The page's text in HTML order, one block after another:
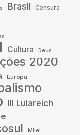
Brasil Censura
Cultura Deus
2020
Europa
III Lulareich
Milei